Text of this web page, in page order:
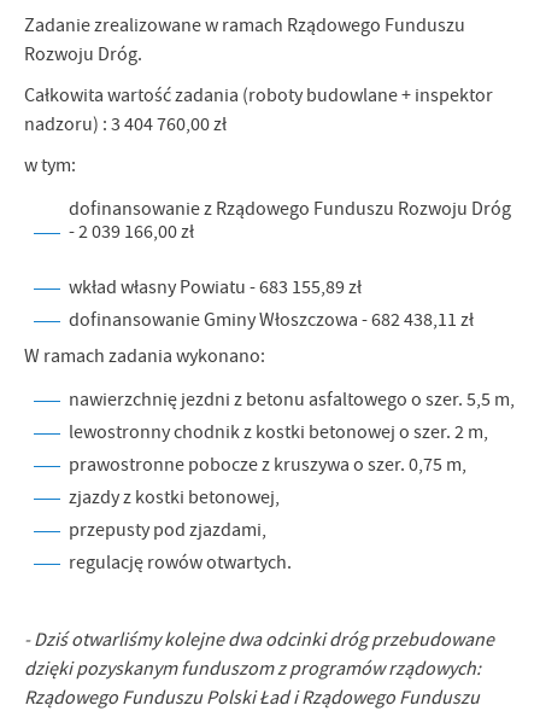
Zadanie zrealizowane w ramach Rządowego Funduszu
Rozwoju Dróg.
Całkowita wartość zadania (roboty budowlane + inspektor
nadzoru) : 3 404 760,00 zł
w tym:
dofinansowanie z Rządowego Funduszu Rozwoju Dróg
- 2 039 166,00 zł
wkład własny Powiatu - 683 155,89 zł
dofinansowanie Gminy Włoszczowa - 682 438,11 zł
W ramach zadania wykonano:
nawierzchnię jezdni z betonu asfaltowego o szer. 5,5 m,
lewostronny chodnik z kostki betonowej o szer. 2 m,
prawostronne pobocze z kruszywa o szer. 0,75 m,
zjazdy z kostki betonowej,
przepusty pod zjazdami,
regulację rowów otwartych.
- Dziś otwarliśmy kolejne dwa odcinki dróg przebudowane
dzięki pozyskanym funduszom z programów rządowych:
Rządowego Funduszu Polski Ład i Rządowego Funduszu